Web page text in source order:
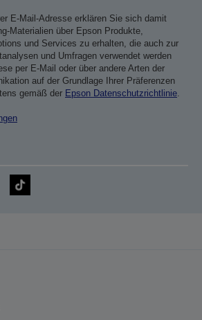
E-Mail-Adresse erklären Sie sich damit
Materialien über Epson Produkte,
und Services zu erhalten, die auch zur
und Umfragen verwendet werden
per E-Mail oder über andere Arten der
auf der Grundlage Ihrer Präferenzen
gemäß der Epson Datenschutzrichtlinie